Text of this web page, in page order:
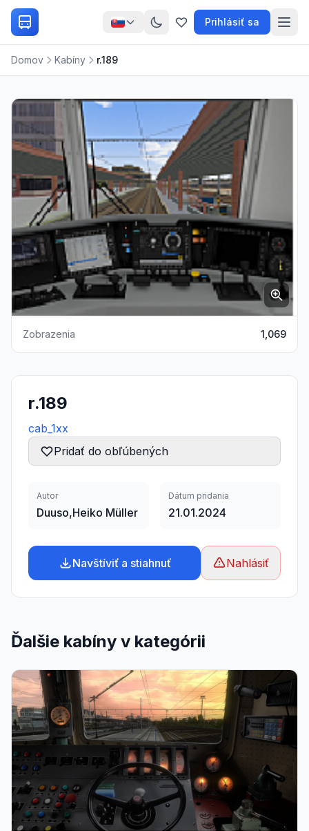
Prihlásiť sa
Domov Kabíny r.189
Zobrazenia 1,069
r.189
cab_1xx
Pridať do obľúbených
Autor
Duuso,Heiko Müller
Dátum pridania
21.01.2024
Navštíviť a stiahnuť Nahlásiť
Ďalšie kabíny v kategórii